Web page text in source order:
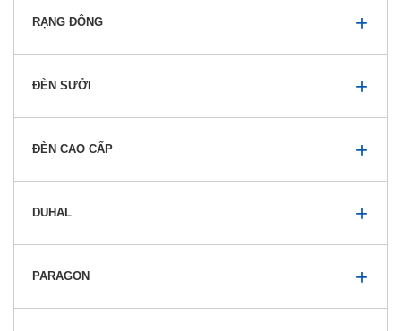
RẠNG ĐÔNG
ĐÈN SƯỞI
ĐÈN CAO CẤP
DUHAL
PARAGON